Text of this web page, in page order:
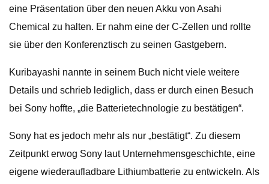
eine Präsentation über den neuen Akku von Asahi
Chemical zu halten. Er nahm eine der C-Zellen und rollte
sie über den Konferenztisch zu seinen Gastgebern.
Kuribayashi nannte in seinem Buch nicht viele weitere
Details und schrieb lediglich, dass er durch einen Besuch
bei Sony hoffte, „die Batterietechnologie zu bestätigen“.
Sony hat es jedoch mehr als nur „bestätigt“. Zu diesem
Zeitpunkt erwog Sony laut Unternehmensgeschichte, eine
eigene wiederaufladbare Lithiumbatterie zu entwickeln. Als